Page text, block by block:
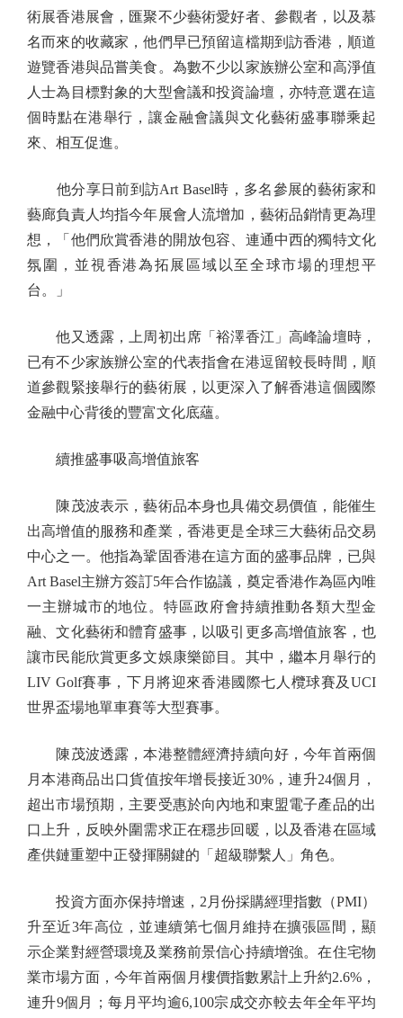
術展香港展會，匯聚不少藝術愛好者、參觀者，以及慕
名而來的收藏家，他們早已預留這檔期到訪香港，順道
遊覽香港與品嘗美食。為數不少以家族辦公室和高淨值
人士為目標對象的大型會議和投資論壇，亦特意選在這
個時點在港舉行，讓金融會議與文化藝術盛事聯乘起
來、相互促進。
他分享日前到訪Art Basel時，多名參展的藝術家和
藝廊負責人均指今年展會人流增加，藝術品銷情更為理
想，「他們欣賞香港的開放包容、連通中西的獨特文化
氛圍，並視香港為拓展區域以至全球市場的理想平
台。」
他又透露，上周初出席「裕澤香江」高峰論壇時，
已有不少家族辦公室的代表指會在港逗留較長時間，順
道參觀緊接舉行的藝術展，以更深入了解香港這個國際
金融中心背後的豐富文化底蘊。
續推盛事吸高增值旅客
陳茂波表示，藝術品本身也具備交易價值，能催生
出高增值的服務和產業，香港更是全球三大藝術品交易
中心之一。他指為鞏固香港在這方面的盛事品牌，已與
Art Basel主辦方簽訂5年合作協議，奠定香港作為區內唯
一主辦城市的地位。特區政府會持續推動各類大型金
融、文化藝術和體育盛事，以吸引更多高增值旅客，也
讓市民能欣賞更多文娛康樂節目。其中，繼本月舉行的
LIV Golf賽事，下月將迎來香港國際七人欖球賽及UCI
世界盃場地單車賽等大型賽事。
陳茂波透露，本港整體經濟持續向好，今年首兩個
月本港商品出口貨值按年增長接近30%，連升24個月，
超出市場預期，主要受惠於向內地和東盟電子產品的出
口上升，反映外圍需求正在穩步回暖，以及香港在區域
產供鏈重塑中正發揮關鍵的「超級聯繫人」角色。
投資方面亦保持增速，2月份採購經理指數（PMI）
升至近3年高位，並連續第七個月維持在擴張區間，顯
示企業對經營環境及業務前景信心持續增強。在住宅物
業市場方面，今年首兩個月樓價指數累計上升約2.6%，
連升9個月；每月平均逾6,100宗成交亦較去年全年平均